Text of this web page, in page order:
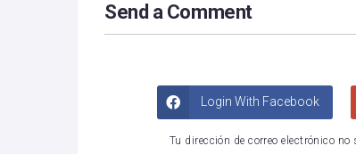
Send a Comment
Login With Facebook
Tu dirección de correo electrónico no